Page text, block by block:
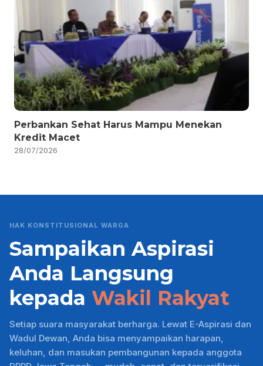
Perbankan Sehat Harus Mampu Menekan
Kredit Macet
28/07/2026
HAK KONSTITUSIONAL WARGA
Sampaikan Aspirasi
Anda Langsung
kepada Wakil Rakyat
Setiap suara masyarakat berharga. Lewat E-Aspirasi dan
Wadul Dewan, Anda bisa menyampaikan harapan,
keluhan, dan masukan pembangunan kepada anggota